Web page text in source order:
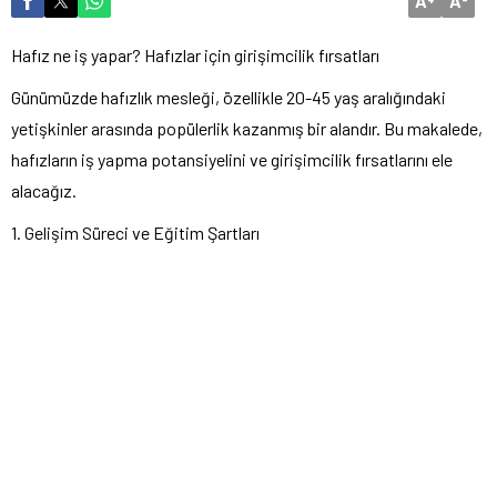
Hafız ne iş yapar? Hafızlar için girişimcilik fırsatları
Günümüzde hafızlık mesleği, özellikle 20-45 yaş aralığındaki
yetişkinler arasında popülerlik kazanmış bir alandır. Bu makalede,
hafızların iş yapma potansiyelini ve girişimcilik fırsatlarını ele
alacağız.
1. Gelişim Süreci ve Eğitim Şartları